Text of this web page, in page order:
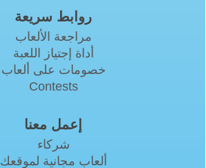
روابط سريعة
مراجعة الألعاب
أداة إجتياز اللعبة
خصومات على ألعاب
Contests
إعمل معنا
شركاء
ألعاب مجانية لموقعك